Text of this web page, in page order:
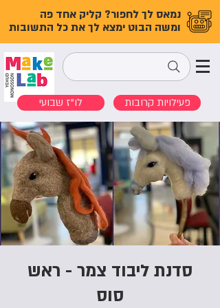
נמאס לך לחפור? קליק אחד פה
ומשה הבוט ימצא לך את כל התשובות
לו"ז שבועי פעילויות קרובות
סדנת ליבוד צמר - ראש
סוס